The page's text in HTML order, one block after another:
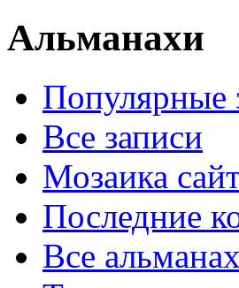
Альманахи
Популярные
Все записи
Мозаика
Последние
Все